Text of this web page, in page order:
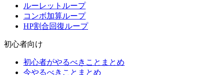
ルーレットループ
コンボ加算ループ
HP割合回復ループ
初心者向け
初心者がやるべきことまとめ
今やるべきことまとめ